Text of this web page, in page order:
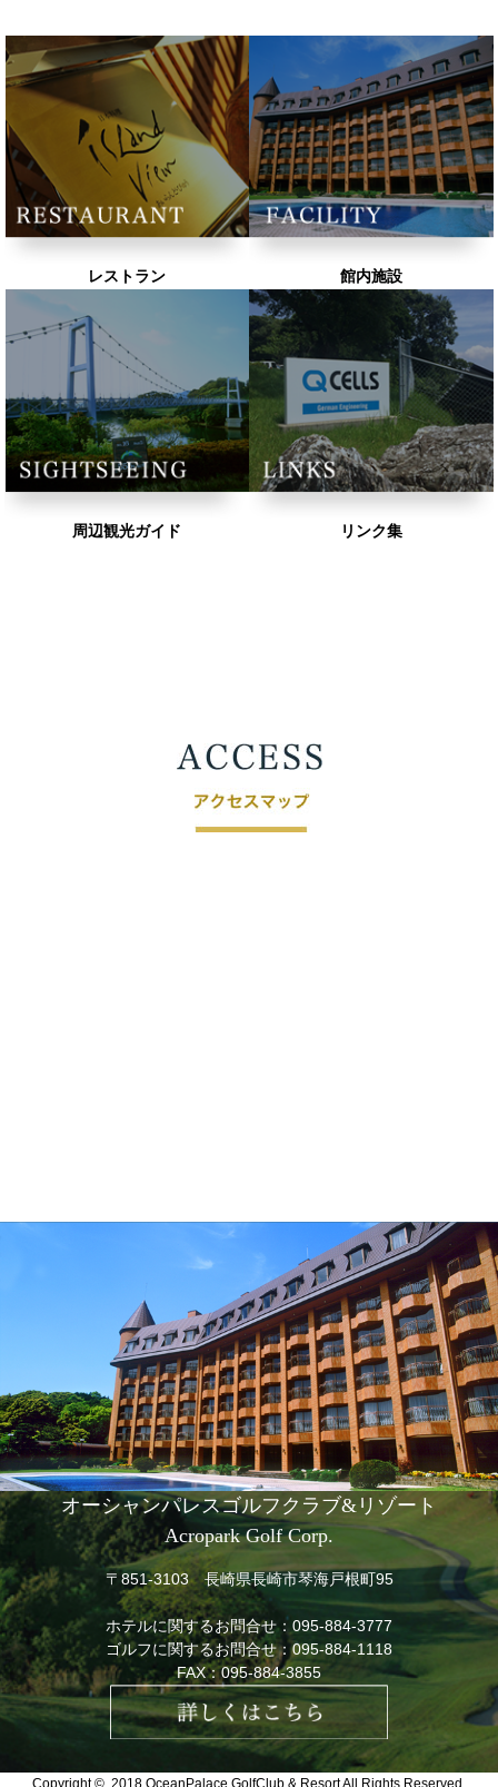
レストラン 館内施設
周辺観光ガイド リンク集
オーシャンパレスゴルフクラブ&リゾート
Acropark Golf Corp.
〒851-3103 長崎県長崎市琴海戸根町95
ホテルに関するお問合せ： 095-884-3777
ゴルフに関するお問合せ：095-884-1118
FAX：095-884-3855